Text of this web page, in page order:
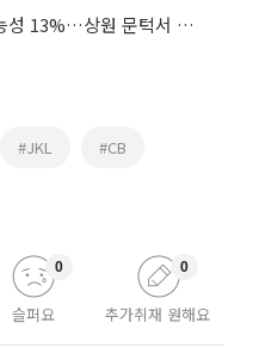
美 클래리티 법안 연내 통과 가능성 13%…상원 문턱서 제동
#JKL #CB
슬퍼요
0
추가취재 원해요
0